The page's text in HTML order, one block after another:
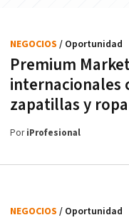
Premium
internacionales
zapatillas y
NEGOCIOS / Oportunidad
PoriProfesional
NEGOCIOS / Oportunidad